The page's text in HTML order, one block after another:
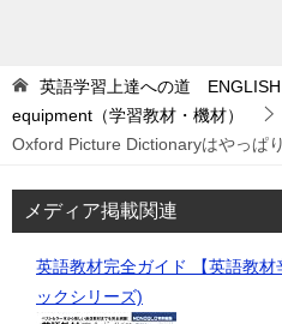
英語学習上達への道
equipment（学習教材・機材）
Oxford Picture Dictionaryはやっぱ
メディア掲載関連
英語教材完全ガイド 【英語教
ックシリーズ)